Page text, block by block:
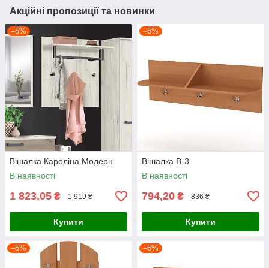
Акційні пропозиції та новинки
–5%
Вішалка Кароліна Модерн
В наявності
1 823,05 ₴ 1 919 ₴
Купити
–5%
Вішалка В-3
В наявності
794,20 ₴ 836 ₴
Купити
–5% –5%